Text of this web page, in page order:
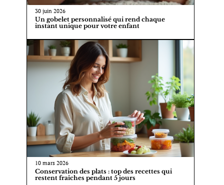
30 juin 2026
Un gobelet personnalisé qui rend chaque
instant unique pour votre enfant
10 mars 2026
Conservation des plats : top des recettes qui
restent fraîches pendant 5 jours